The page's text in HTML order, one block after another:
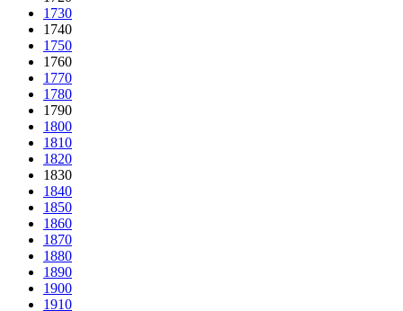
1730
1740
1750
1760
1770
1780
1790
1800
1810
1820
1830
1840
1850
1860
1870
1880
1890
1900
1910